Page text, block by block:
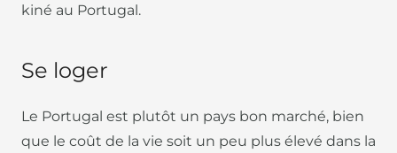
kiné au Portugal.
Se loger
Le Portugal est plutôt un pays bon marché, bien
que le coût de la vie soit un peu plus élevé dans la